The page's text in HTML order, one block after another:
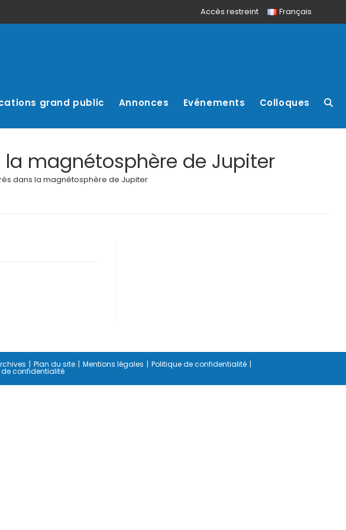
Accès restreint Français
grand public Annonces Evénements Colloques
magnétosphère de Jupiter
dans la magnétosphère de Jupiter
Plan du site Mentions légales Politique de confidentialité
confidentialité